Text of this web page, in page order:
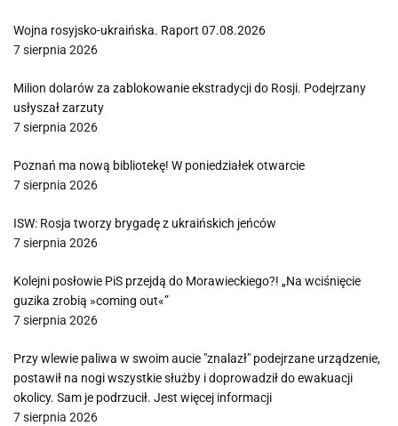
Wojna rosyjsko-ukraińska. Raport 07.08.2026
7 sierpnia 2026
Milion dolarów za zablokowanie ekstradycji do Rosji. Podejrzany
usłyszał zarzuty
7 sierpnia 2026
Poznań ma nową bibliotekę! W poniedziałek otwarcie
7 sierpnia 2026
ISW: Rosja tworzy brygadę z ukraińskich jeńców
7 sierpnia 2026
Kolejni posłowie PiS przejdą do Morawieckiego?! „Na wciśnięcie
guzika zrobią »coming out«”
7 sierpnia 2026
Przy wlewie paliwa w swoim aucie "znalazł" podejrzane urządzenie,
postawił na nogi wszystkie służby i doprowadził do ewakuacji
okolicy. Sam je podrzucił. Jest więcej informacji
7 sierpnia 2026